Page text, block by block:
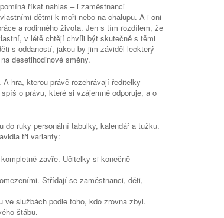
říkat nahlas – i zaměstnanci
dětmi k moři nebo na chalupu. A i oni
a rodinného života. Jen s tím rozdílem, že
v létě chtějí chvíli být skutečně s těmi
s oddaností, jakou by jim záviděl leckterý
desetihodinové směny.
hra, kterou právě rozehrávají ředitelky
o právu, které si vzájemně odporuje, a o
ruky personální tabulky, kalendář a tužku.
tři varianty:
zavře. Učitelky si konečně
Střídají se zaměstnanci, děti,
ve službách podle toho, kdo zrovna zbyl.
štábu.